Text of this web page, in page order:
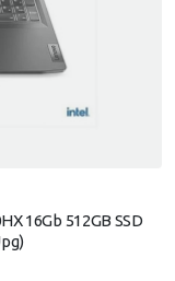
16Gb 512GB SSD